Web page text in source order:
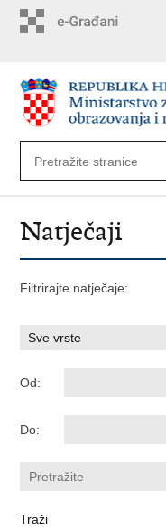
Natječaji
Filtrirajte natječaje:
Od:
Do: